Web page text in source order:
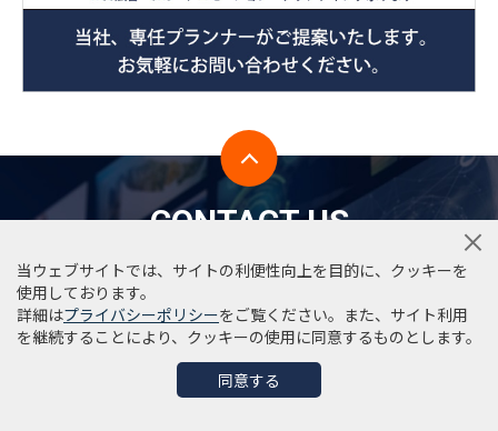
CONTACT US
WEB広告に関するご相談
WEB広告・SNS・プロモーション・ブランディング承り
当ウェブサイトでは、サイトの利便性向上を目的に、クッキーを
使用しております。
詳細はプライバシーポリシーをご覧ください。また、サイト利用
を継続することにより、クッキーの使用に同意するものとします。
同意する